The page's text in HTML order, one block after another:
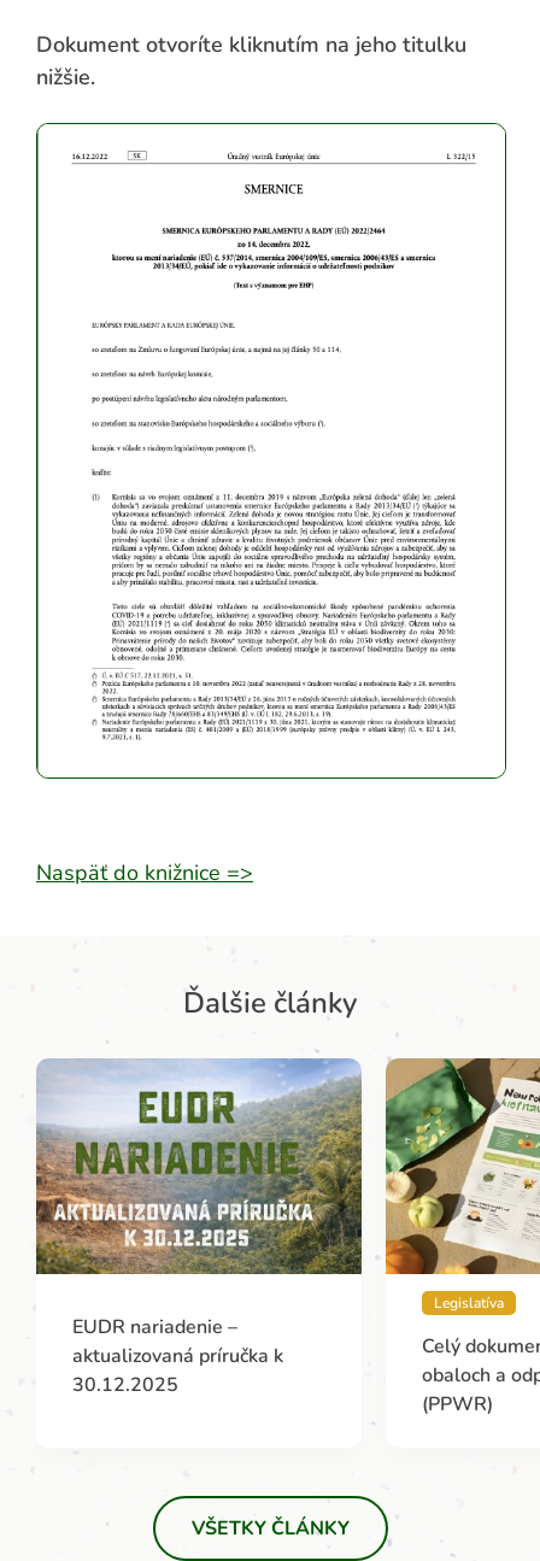
Dokument otvoríte kliknutím na jeho titulku
nižšie.
Naspäť do knižnice =>
Ďalšie články
EUDR nariadenie –
aktualizovaná príručka k
30.12.2025
Legislatíva
Celý
obaloch a
(PPWR)
VŠETKY ČLÁNKY